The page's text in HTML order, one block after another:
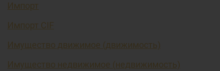
Импорт
Импорт CIF
Имущество движимое (движимость)
Имущество недвижимое (недвижимость)